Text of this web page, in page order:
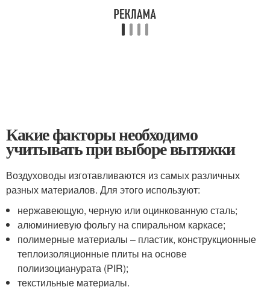
Какие факторы необходимо
учитывать при выборе вытяжки
Воздуховоды изготавливаются из самых различных
разных материалов. Для этого используют:
нержавеющую, черную или оцинкованную сталь;
алюминиевую фольгу на спиральном каркасе;
полимерные материалы – пластик, конструкционные
теплоизоляционные плиты на основе
полиизоцианурата (PIR);
текстильные материалы.